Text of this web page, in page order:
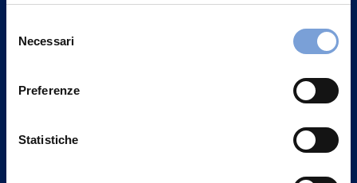
può trovare nel footer del sito nella sezione "Informativa
delNecessari
Preferenze
Statistiche